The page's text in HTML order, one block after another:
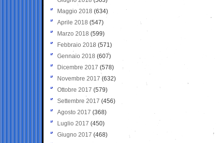
Maggio 2018 (634)
Aprile 2018 (547)
Marzo 2018 (599)
Febbraio 2018 (571)
Gennaio 2018 (607)
Dicembre 2017 (578)
Novembre 2017 (632)
Ottobre 2017 (579)
Settembre 2017 (456)
Agosto 2017 (368)
Luglio 2017 (450)
Giugno 2017 (468)